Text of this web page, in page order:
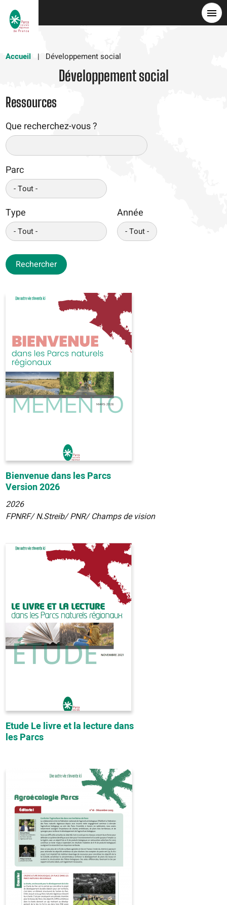
Accueil
Développement social
Développement social
Ressources
Que recherchez-vous ?
Parc
Type Année
Rechercher
Bienvenue dans les Parcs
Version 2026
2026
FPNRF/ N.Streib/ PNR/ Champs de vision
Etude Le livre et la lecture dans
les Parcs